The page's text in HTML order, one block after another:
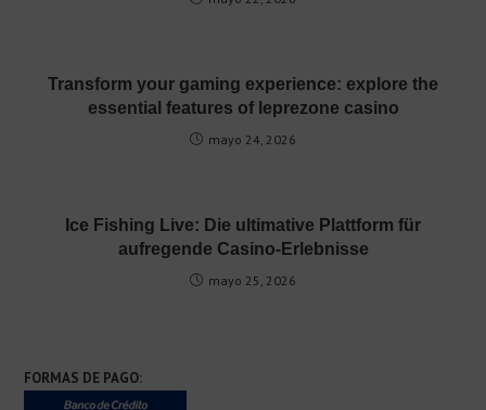
Transform your gaming experience: explore the
essential features of leprezone casino
mayo 24, 2026
Ice Fishing Live: Die ultimative Plattform für
aufregende Casino-Erlebnisse
mayo 25, 2026
FORMAS DE PAGO: